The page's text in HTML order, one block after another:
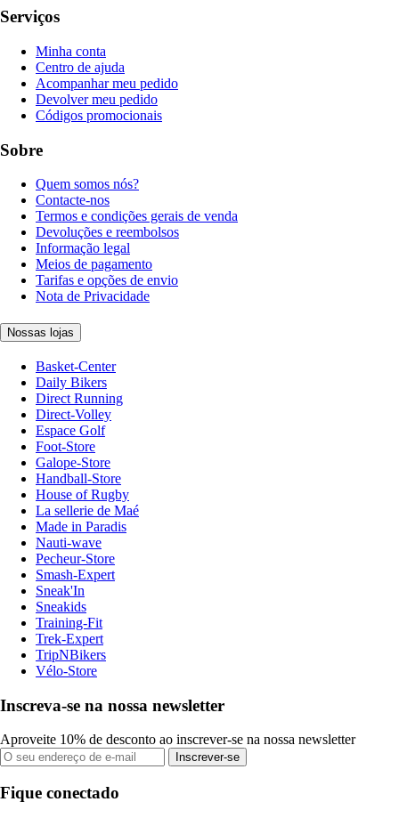
Serviços
Minha conta
Centro de ajuda
Acompanhar meu pedido
Devolver meu pedido
Códigos promocionais
Sobre
Quem somos nós?
Contacte-nos
Termos e condições gerais de venda
Devoluções e reembolsos
Informação legal
Meios de pagamento
Tarifas e opções de envio
Nota de Privacidade
Nossas lojas
Basket-Center
Daily Bikers
Direct Running
Direct-Volley
Espace Golf
Foot-Store
Galope-Store
Handball-Store
House of Rugby
La sellerie de Maé
Made in Paradis
Nauti-wave
Pecheur-Store
Smash-Expert
Sneak'In
Sneakids
Training-Fit
Trek-Expert
TripNBikers
Vélo-Store
Inscreva-se na nossa newsletter
Aproveite 10% de desconto ao inscrever-se na nossa newsletter
Inscrever-se
Fique conectado